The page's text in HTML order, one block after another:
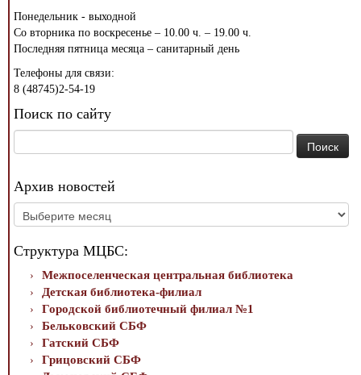
Понедельник - выходной
Со вторника по воскресенье – 10.00 ч. – 19.00 ч.
Последняя пятница месяца – санитарный день
Телефоны для связи:
8 (48745)2-54-19
Поиск по сайту
Архив новостей
Архив
новостей
Структура МЦБС:
Межпоселенческая центральная библиотека
Детская библиотека-филиал
Городской библиотечный филиал №1
Бельковский СБФ
Гатский СБФ
Грицовский СБФ